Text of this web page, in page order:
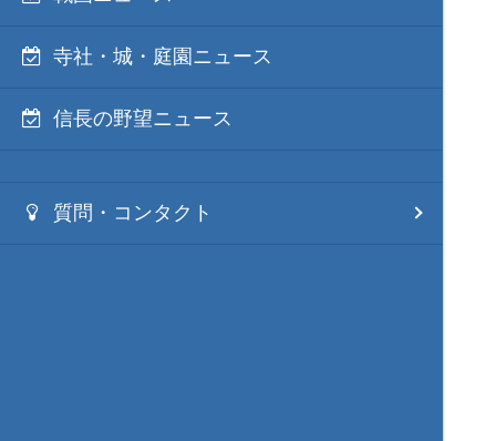
寺社・城・庭園ニュース
信長の野望ニュース
質問・コンタクト